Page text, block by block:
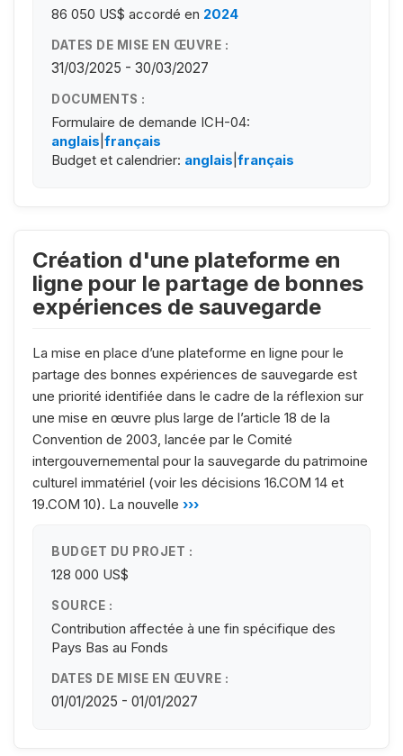
86 050 US$ accordé en 2024
DATES DE MISE EN ŒUVRE :
31/03/2025 - 30/03/2027
DOCUMENTS :
Formulaire de demande ICH-04:
anglais français
Budget et calendrier: anglais français
Création d'une plateforme en
ligne pour le partage de bonnes
expériences de sauvegarde
La mise en place d’une plateforme en ligne pour le
partage des bonnes expériences de sauvegarde est
une priorité identifiée dans le cadre de la réflexion sur
une mise en œuvre plus large de l’article 18 de la
Convention de 2003, lancée par le Comité
intergouvernemental pour la sauvegarde du patrimoine
culturel immatériel (voir les décisions 16.COM 14 et
19.COM 10). La nouvelle ›››
BUDGET DU PROJET :
128 000 US$
SOURCE :
Contribution affectée à une fin spécifique des
Pays Bas au Fonds
DATES DE MISE EN ŒUVRE :
01/01/2025 - 01/01/2027